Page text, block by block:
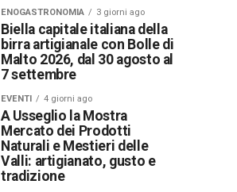
ENOGASTRONOMIA 3 giorni ago
Biella capitale italiana della
birra artigianale con Bolle di
Malto 2026, dal 30 agosto al
7 settembre
EVENTI 4 giorni ago
A Usseglio la Mostra
Mercato dei Prodotti
Naturali e Mestieri delle
Valli: artigianato, gusto e
tradizione